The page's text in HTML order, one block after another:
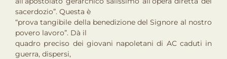
sacerdozio”. Questa è
“prova tangibile della benedizione del Signore al nostro
povero lavoro”. Dà il
quadro preciso dei giovani napoletani di AC caduti in
guerra, dispersi,